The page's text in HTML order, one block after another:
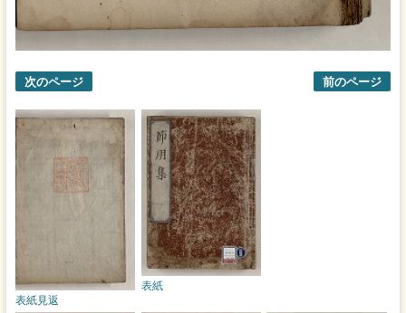
次のページ 前のページ
表紙
表紙見返